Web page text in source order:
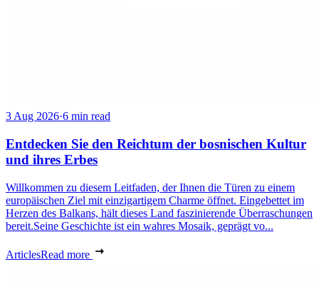
3 Aug 2026·6 min read
Entdecken Sie den Reichtum der bosnischen Kultur
und ihres Erbes
Willkommen zu diesem Leitfaden, der Ihnen die Türen zu einem
europäischen Ziel mit einzigartigem Charme öffnet. Eingebettet im
Herzen des Balkans, hält dieses Land faszinierende Überraschungen
bereit.Seine Geschichte ist ein wahres Mosaik, geprägt vo...
ArticlesRead more